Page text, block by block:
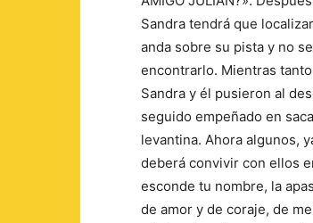
Sandra tendrá que
anda sobre su pista y no
encontrarlo. Mientras
Sandra y él pusieron al
seguido empeñado en
levantina. Ahora algunos,
deberá convivir con ellos
esconde tu nombre, la
de amor y de coraje, de